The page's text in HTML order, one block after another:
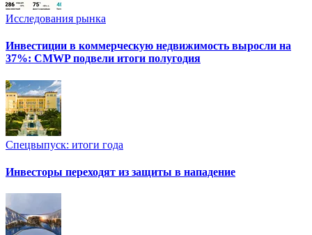
Исследования рынка
Инвестиции в коммерческую недвижимость выросли на
37%: CMWP подвели итоги полугодия
Спецвыпуск: итоги года
Инвесторы переходят из защиты в нападение